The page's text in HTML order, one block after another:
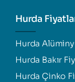
Hurda
Hurda
Hurda Bakır
Hurda Çinko